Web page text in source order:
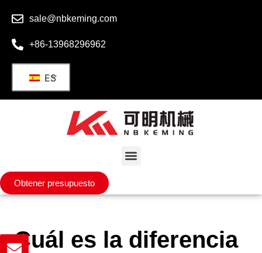
sale@nbkeming.com
+86-13968296962
ES
Obtener presupuesto
¿Cuál es la diferencia